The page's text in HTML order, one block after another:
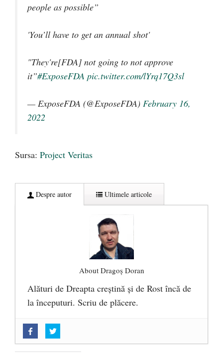
people as possible”
'You’ll have to get an annual shot'
"They're[FDA] not going to not approve
it”#ExposeFDA pic.twitter.com/lYrq17Q3sl
— ExposeFDA (@ExposeFDA) February 16,
2022
Sursa: Project Veritas
Despre autor Ultimele articole
About Dragoș Doran
Alături de Dreapta creștină și de Rost încă de
la începuturi. Scriu de plăcere.
„Acum nu e momentul”
O nouă autostradă distruge pădurea